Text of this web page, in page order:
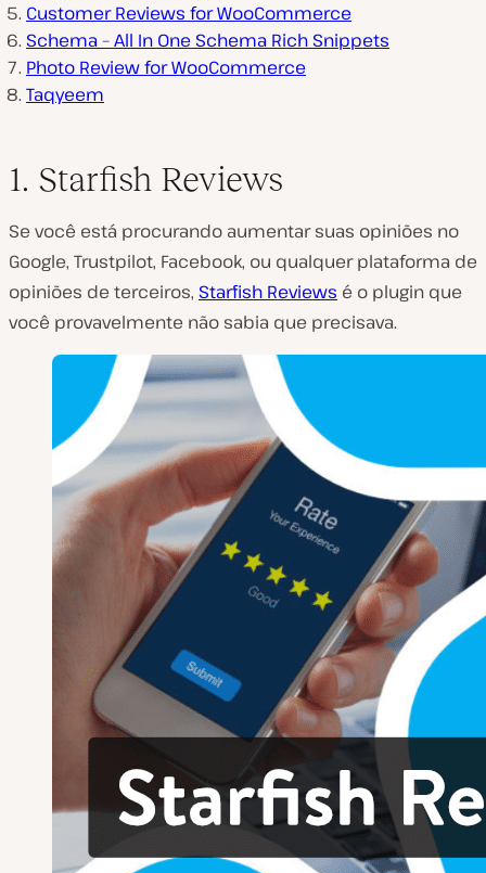
Customer Reviews for WooCommerce
Schema – All In One Schema Rich Snippets
Photo Review for WooCommerce
Taqyeem
1. Starfish Reviews
Se você está procurando aumentar suas opiniões no
Google, Trustpilot, Facebook, ou qualquer plataforma de
opiniões de terceiros, Starfish Reviews é o plugin que
você provavelmente não sabia que precisava.